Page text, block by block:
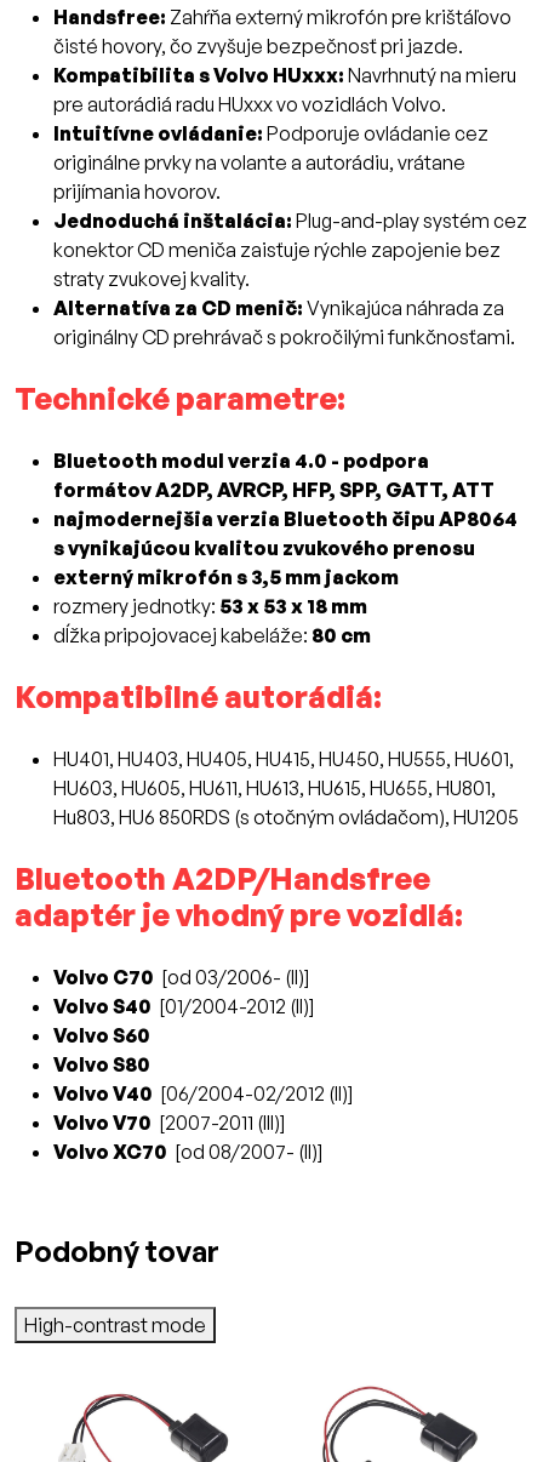
Handsfree: Zahŕňa externý mikrofón pre krištáľovo
čisté hovory, čo zvyšuje bezpečnosť pri jazde.
Kompatibilita s Volvo HUxxx: Navrhnutý na mieru
pre autorádiá radu HUxxx vo vozidlách Volvo.
Intuitívne ovládanie: Podporuje ovládanie cez
originálne prvky na volante a autorádiu, vrátane
prijímania hovorov.
Jednoduchá inštalácia: Plug-and-play systém cez
konektor CD meniča zaisťuje rýchle zapojenie bez
straty zvukovej kvality.
Alternatíva za CD menič: Vynikajúca náhrada za
originálny CD prehrávač s pokročilými funkčnosťami.
Technické parametre:
Bluetooth modul verzia 4.0 - podpora
formátov A2DP, AVRCP, HFP, SPP, GATT, ATT
najmodernejšia verzia Bluetooth čipu AP8064
s vynikajúcou kvalitou zvukového prenosu
externý mikrofón s 3,5 mm jackom
rozmery jednotky: 53 x 53 x 18 mm
dĺžka pripojovacej kabeláže: 80 cm
Kompatibilné autorádiá:
HU401, HU403, HU405, HU415, ​​HU450, HU555, HU601,
HU603, HU605, HU611, HU613, HU615, HU655, HU801,
Hu803, HU6 850RDS (s otočným ovládačom), HU1205
Bluetooth A2DP/Handsfree
adaptér je vhodný pre vozidlá:
Volvo C70 [od 03/2006- (II)]
Volvo S40 [01/2004-2012 (II)]
Volvo S60
Volvo S80
Volvo V40 [06/2004-02/2012 (II)]
Volvo V70 [2007-2011 (III)]
Volvo XC70 [od 08/2007- (II)]
Podobný tovar
High-contrast mode